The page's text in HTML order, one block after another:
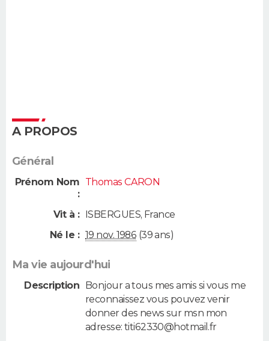
A PROPOS
Général
Prénom Nom
:
Thomas CARON
Vit à : ISBERGUES, France
Né le : 19 nov. 1986 (39 ans)
Ma vie aujourd'hui
Description Bonjour a tous mes amis si vous me
reconnaissez vous pouvez venir
donner des news sur msn mon
adresse: titi62330@hotmail.fr